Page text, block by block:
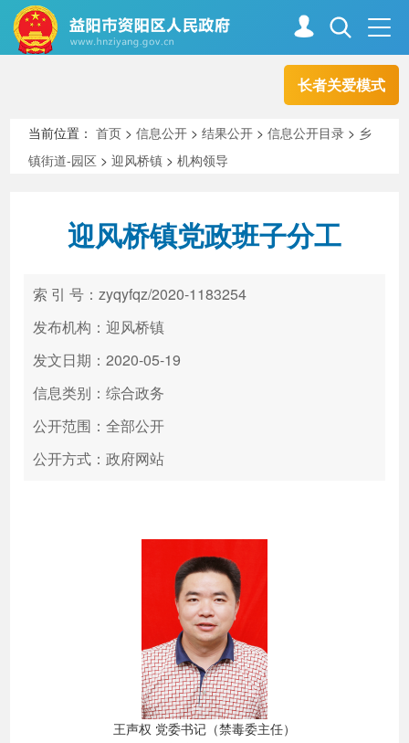
长者关爱模式
走进资阳
新闻中心 解读回应
政务服务
高效办成一件事
当前位置：首页 >信息公开 >结果公开 >信息公开目录 > 乡
镇街道-园区 >迎风桥镇 >机构领导
迎风桥镇党政班子分工
索 引 号：zyqyfqz/2020-1183254
发布机构：迎风桥镇
发文日期：2020-05-19
信息类别：综合政务
公开范围：全部公开
公开方式：政府网站
王声权 党委书记 （禁毒委主任）